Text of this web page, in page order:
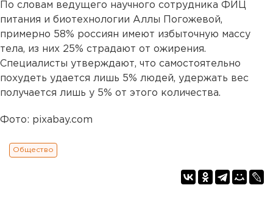
По словам ведущего научного сотрудника ФИЦ
питания и биотехнологии Аллы Погожевой,
примерно 58% россиян имеют избыточную массу
тела, из них 25% страдают от ожирения.
Специалисты утверждают, что самостоятельно
похудеть удается лишь 5% людей, удержать вес
получается лишь у 5% от этого количества.
Фото: pixabay.com
Общество